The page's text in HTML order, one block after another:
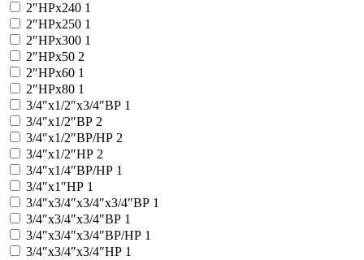
2″НРx240 1
2″НРx250 1
2″НРx300 1
2″НРx50 2
2″НРx60 1
2″НРx80 1
3/4″x1/2″x3/4″ВР 1
3/4″x1/2″ВР 2
3/4″x1/2″ВР/НР 2
3/4″x1/2″НР 2
3/4″x1/4″ВР/НР 1
3/4″x1″НР 1
3/4″x3/4″x3/4″x3/4″ВР 1
3/4″x3/4″x3/4″ВР 1
3/4″x3/4″x3/4″ВР/НР 1
3/4″x3/4″x3/4″НР 1